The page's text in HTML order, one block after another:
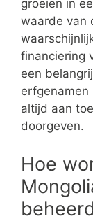
groeien in
waarde van
financiering
een
erfgenamen
altijd aan
doorgeven.
Hoe